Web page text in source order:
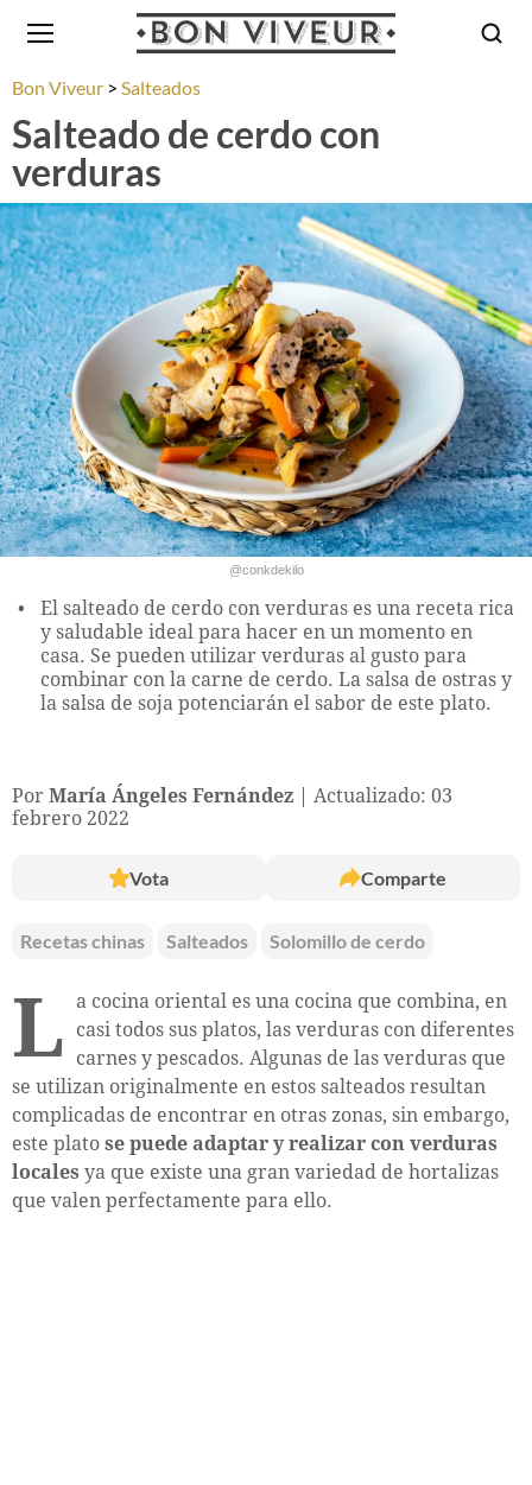
Bon Viveur Salteados
Salteado de cerdo con
verduras
@conkdekilo
El salteado de cerdo con verduras es una receta rica
y saludable ideal para hacer en un momento en
casa. Se pueden utilizar verduras al gusto para
combinar con la carne de cerdo. La salsa de ostras y
la salsa de soja potenciarán el sabor de este plato.
Por María Ángeles Fernández
Actualizado: 03
febrero 2022
Vota Comparte
Recetas chinas Salteados Solomillo de cerdo
L a cocina oriental es una cocina que combina, en
casi todos sus platos, las verduras con diferentes
carnes y pescados. Algunas de las verduras que
se utilizan originalmente en estos salteados resultan
complicadas de encontrar en otras zonas, sin embargo,
este plato se puede adaptar y realizar con verduras
locales ya que existe una gran variedad de hortalizas
que valen perfectamente para ello.